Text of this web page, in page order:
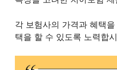
각 보험사의 가격과 혜택
택을 할 수 있도록 노력합